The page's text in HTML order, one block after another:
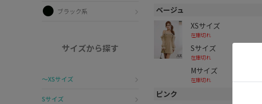
ブラック系
サイズから探す
〜XSサイズ
Sサイズ
ベージュ
XSサイズ
在庫切れ
Sサイズ
在庫切れ
Mサイズ
在庫切れ
ピンク